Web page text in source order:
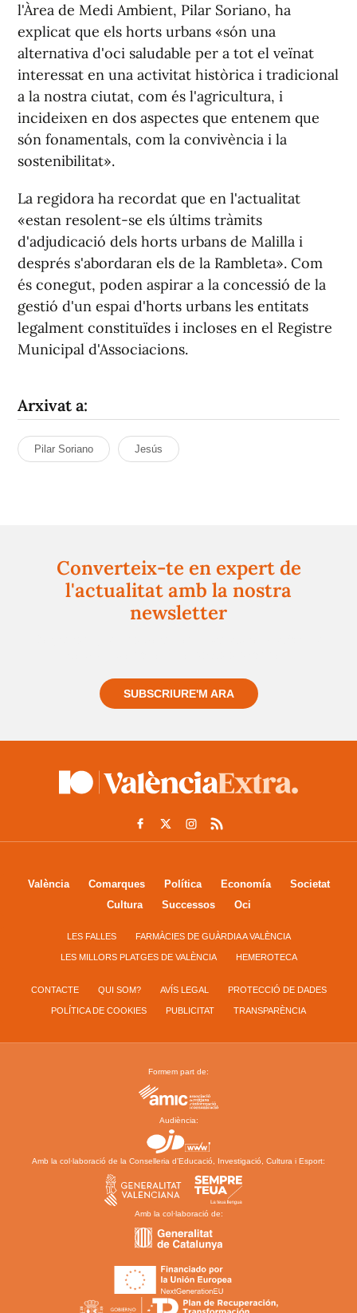
l'Àrea de Medi Ambient, Pilar Soriano, ha
explicat que els horts urbans «són una
alternativa d'oci saludable per a tot el veïnat
interessat en una activitat històrica i tradicional
a la nostra ciutat, com és l'agricultura, i
incideixen en dos aspectes que entenem que
són fonamentals, com la convivència i la
sostenibilitat».
La regidora ha recordat que en l'actualitat
«estan resolent-se els últims tràmits
d'adjudicació dels horts urbans de Malilla i
després s'abordaran els de la Rambleta». Com
és conegut, poden aspirar a la concessió de la
gestió d'un espai d'horts urbans les entitats
legalment constituïdes i incloses en el Registre
Municipal d'Associacions.
Arxivat a:
Pilar Soriano Jesús
Converteix-te en expert de
l'actualitat amb la nostra
newsletter
SUBSCRIURE'M ARA
València Comarques Política Economía
Societat
Cultura
Successos Oci
LES FALLES FARMÀCIES DE GUÀRDIA A VALÈNCIA
LES MILLORS PLATGES DE VALÈNCIA HEMEROTECA
CONTACTE QUI SOM? AVÍS LEGAL PROTECCIÓ DE DADES
POLÍTICA DE COOKIES PUBLICITAT TRANSPARÈNCIA
Formem part de:
Audiència:
Amb la col·laboració de la Conselleria d’Educació, Investigació, Cultura i Esport:
Amb la col·laboració de: